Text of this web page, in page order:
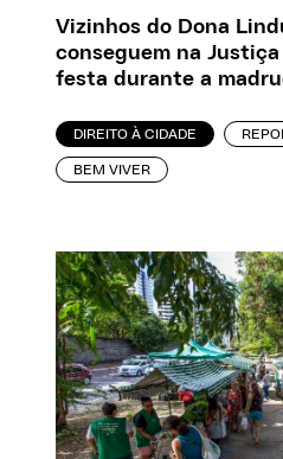
Vizinhos do Dona
conseguem na
festa durante a
DIREITO À CIDADE
BEM VIVER